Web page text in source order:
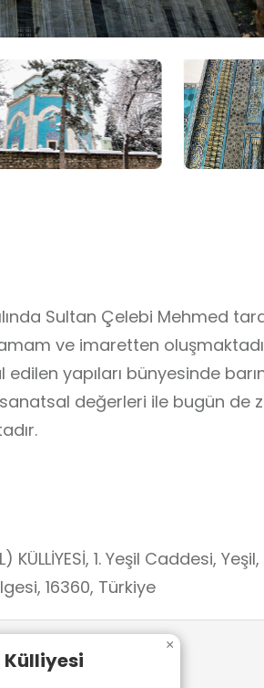
Sultan Çelebi Mehmed
ve imaretten
yapıları bünyesinde
değerleri ile bugün de
KÜLLİYESİ, 1. Yeşil Caddesi,
16360, Türkiye
Külliyesi
×